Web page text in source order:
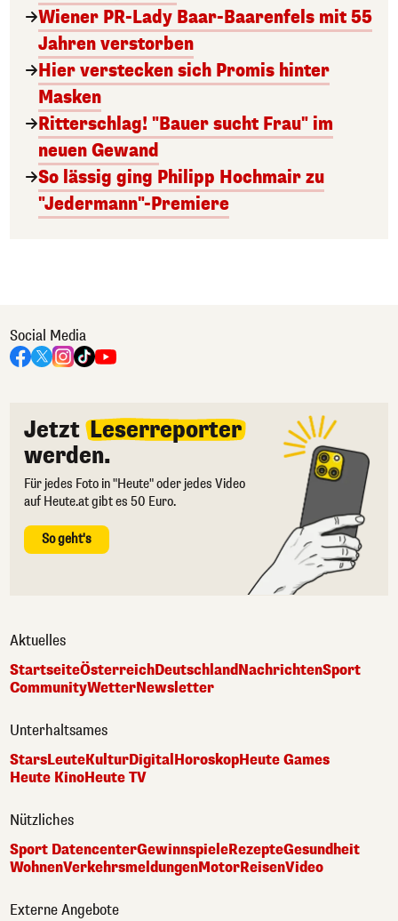
Wiener PR-Lady Baar-Baarenfels mit 55
Jahren verstorben
Hier verstecken sich Promis hinter
Masken
Ritterschlag! "Bauer sucht Frau" im
neuen Gewand
So lässig ging Philipp Hochmair zu
"Jedermann"-Premiere
Social Media
Jetzt Leserreporter
werden.
Für jedes Foto in "Heute" oder jedes Video
auf Heute.at gibt es 50 Euro.
So geht's
Aktuelles
StartseiteÖsterreichDeutschlandNachrichtenSport
CommunityWetterNewsletter
Unterhaltsames
StarsLeuteKulturDigital HoroskopHeute Games
Heute KinoHeute TV
Nützliches
Sport DatencenterGewinnspieleRezepteGesundheit
WohnenVerkehrsmeldungenMotorReisenVideo
Externe Angebote